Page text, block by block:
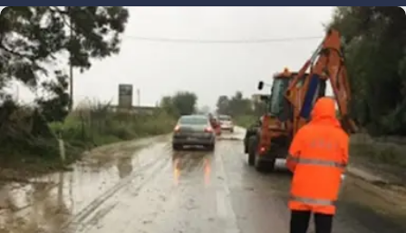
CRONACA
POLITICA
SANITÀ
AMBIENTE
SOCIETÀ
CULTURA